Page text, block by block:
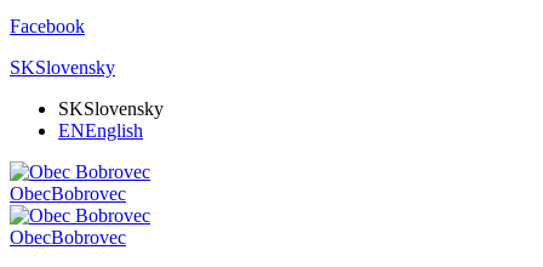
Facebook
SKSlovensky
SKSlovensky
ENEnglish
ObecBobrovec
ObecBobrovec